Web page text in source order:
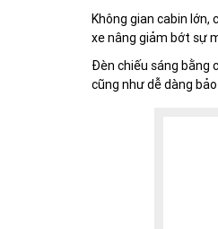
Không gian cabin lớn,
xe nâng giảm bớt sự
Đèn chiếu sáng bằng
cũng như dễ dàng